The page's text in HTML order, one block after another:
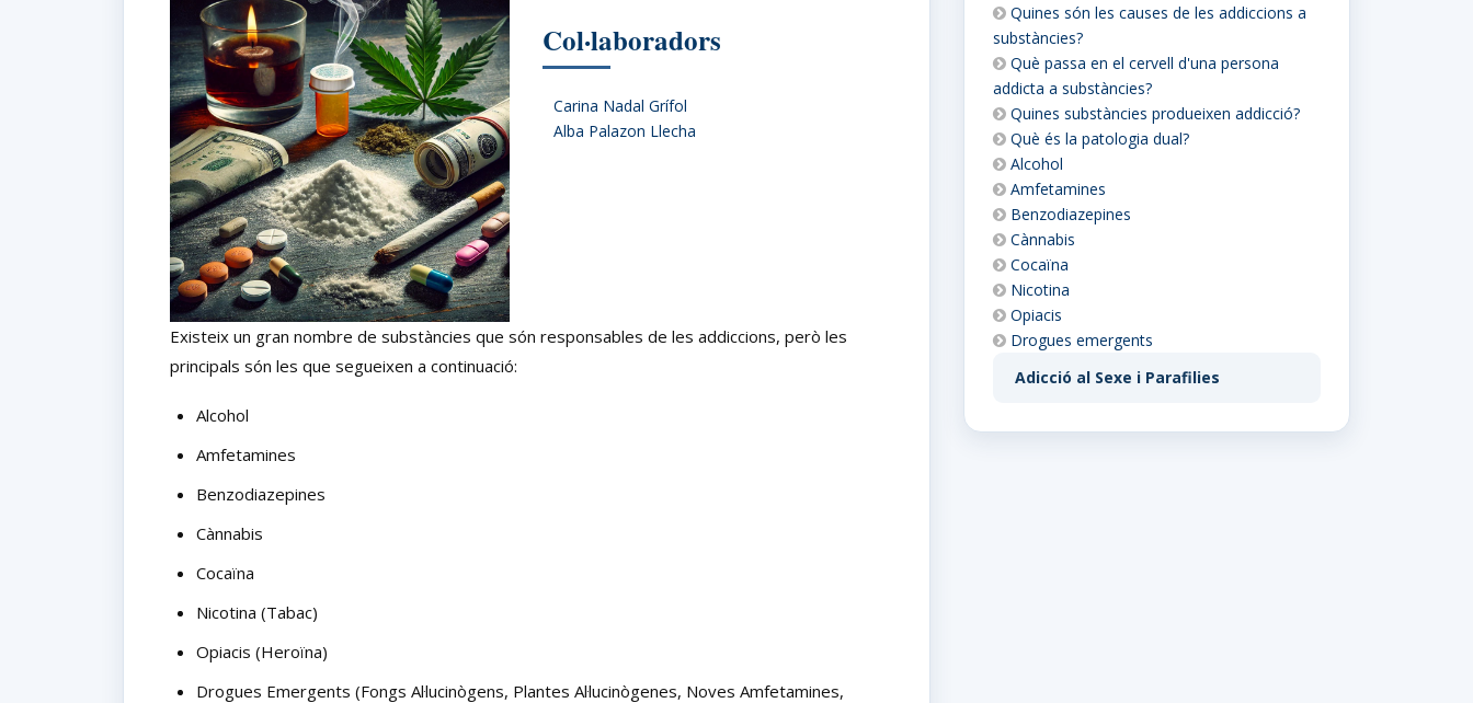
Col·laboradors
Carina Nadal Grífol
Alba Palazon Llecha
Existeix un gran nombre de substàncies que són responsables de les addiccions, però les
principals són les que segueixen a continuació:
Alcohol
Amfetamines
Benzodiazepines
Cànnabis
Cocaïna
Nicotina (Tabac)
Opiacis (Heroïna)
Drogues Emergents (Fongs Al·lucinògens, Plantes Al·lucinògenes, Noves Amfetamines,
Quines són les causes de les addiccions a
substàncies?
Què passa en el cervell d'una persona
addicta a substàncies?
Quines substàncies produeixen addicció?
Què és la patologia dual?
Alcohol
Amfetamines
Benzodiazepines
Cànnabis
Cocaïna
Nicotina
Opiacis
Drogues emergents
Adicció al Sexe i Parafilies